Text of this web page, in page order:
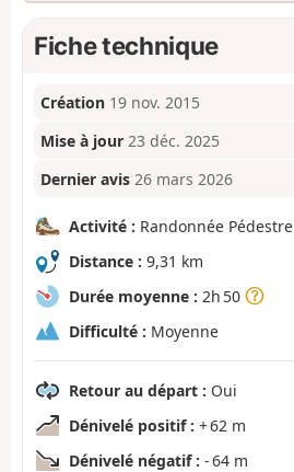
Fiche technique
Création 19 nov. 2015
Mise à jour 23 déc. 2025
Dernier avis 26 mars 2026
Activité : Randonnée Pédestre
Distance : 9,31 km
Durée moyenne : 2h 50
Difficulté : Moyenne
Retour au départ : Oui
Dénivelé positif : + 62 m
Dénivelé négatif : - 64 m